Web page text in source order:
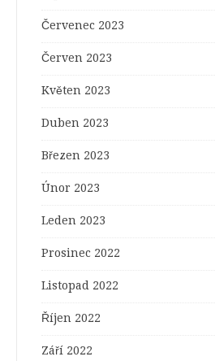
Červenec 2023
Červen 2023
Květen 2023
Duben 2023
Březen 2023
Únor 2023
Leden 2023
Prosinec 2022
Listopad 2022
Říjen 2022
Září 2022